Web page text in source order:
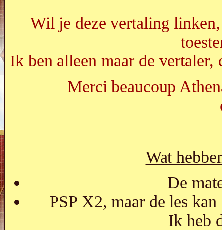
Wil je deze vertaling
Ik ben alleen maar de
Merci beaucoup
Wat
De
PSP X2, maar de les
Ik heb